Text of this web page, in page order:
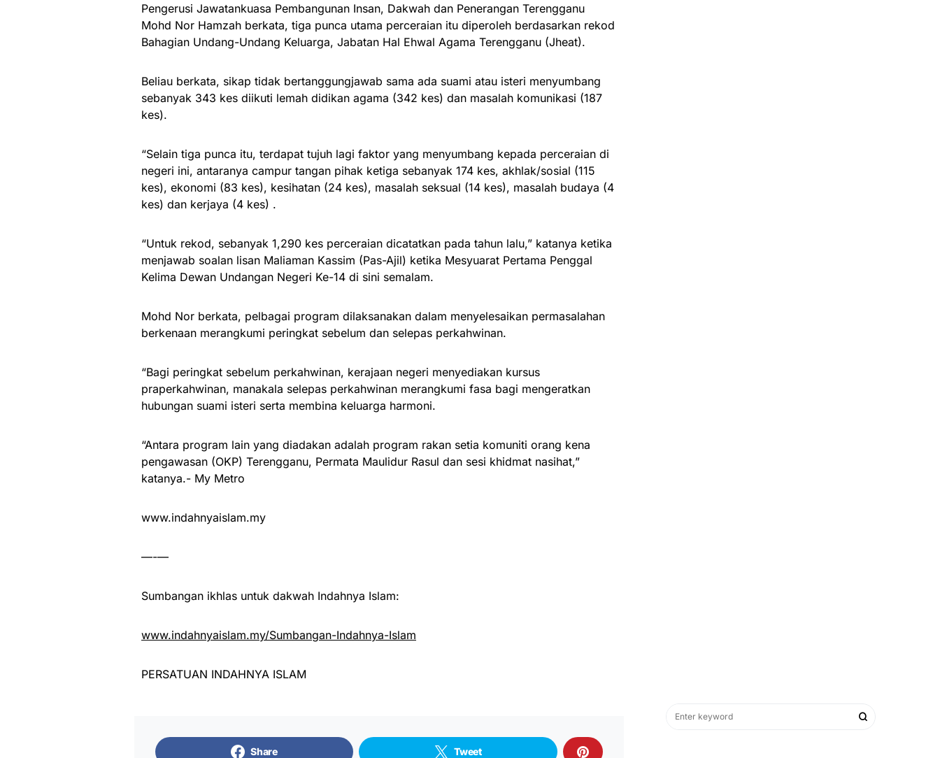
Pengerusi Jawatankuasa Pembangunan Insan, Dakwah dan Penerangan Terengganu
Mohd Nor Hamzah berkata, tiga punca utama perceraian itu diperoleh berdasarkan rekod
Bahagian Undang-Undang Keluarga, Jabatan Hal Ehwal Agama Terengganu (Jheat).
Beliau berkata, sikap tidak bertanggungjawab sama ada suami atau isteri menyumbang
sebanyak 343 kes diikuti lemah didikan agama (342 kes) dan masalah komunikasi (187
kes).
“Selain tiga punca itu, terdapat tujuh lagi faktor yang menyumbang kepada perceraian di
negeri ini, antaranya campur tangan pihak ketiga sebanyak 174 kes, akhlak/sosial (115
kes), ekonomi (83 kes), kesihatan (24 kes), masalah seksual (14 kes), masalah budaya (4
kes) dan kerjaya (4 kes) .
“Untuk rekod, sebanyak 1,290 kes perceraian dicatatkan pada tahun lalu,” katanya ketika
menjawab soalan lisan Maliaman Kassim (Pas-Ajil) ketika Mesyuarat Pertama Penggal
Kelima Dewan Undangan Negeri Ke-14 di sini semalam.
Mohd Nor berkata, pelbagai program dilaksanakan dalam menyelesaikan permasalahan
berkenaan merangkumi peringkat sebelum dan selepas perkahwinan.
“Bagi peringkat sebelum perkahwinan, kerajaan negeri menyediakan kursus
praperkahwinan, manakala selepas perkahwinan merangkumi fasa bagi mengeratkan
hubungan suami isteri serta membina keluarga harmoni.
“Antara program lain yang diadakan adalah program rakan setia komuniti orang kena
pengawasan (OKP) Terengganu, Permata Maulidur Rasul dan sesi khidmat nasihat,”
katanya.- My Metro
www.indahnyaislam.my
—-—
Sumbangan ikhlas untuk dakwah Indahnya Islam:
www.indahnyaislam.my/Sumbangan-Indahnya-Islam
PERSATUAN INDAHNYA ISLAM
Share Tweet